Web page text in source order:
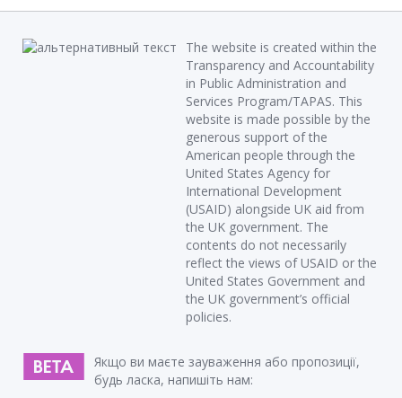
The website is created within the
Transparency and Accountability
in Public Administration and
Services Program/TAPAS. This
website is made possible by the
generous support of the
American people through the
United States Agency for
International Development
(USAID) alongside UK aid from
the UK government. The
contents do not necessarily
reflect the views of USAID or the
United States Government and
the UK government’s official
policies.
Якщо ви маєте зауваження або пропозиції,
будь ласка, напишіть нам: